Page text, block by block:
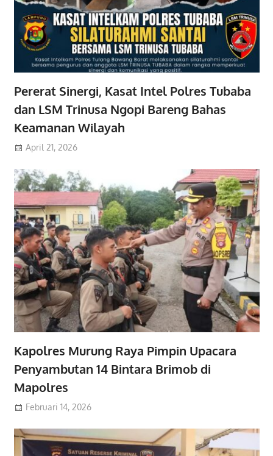
Pererat Sinergi, Kasat Intel Polres Tubaba
dan LSM Trinusa Ngopi Bareng Bahas
Keamanan Wilayah
April 21, 2026
Kapolres Murung Raya Pimpin Upacara
Penyambutan 14 Bintara Brimob di
Mapolres
Februari 14, 2026